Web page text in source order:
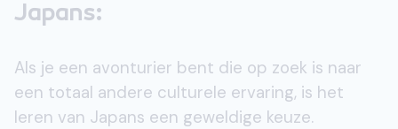
Japans:
Als je een avonturier bent die op zoek is naar
een totaal andere culturele ervaring, is het
leren van Japans een geweldige keuze.